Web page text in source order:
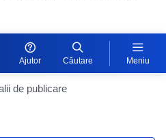
Ajutor Căutare Meniu
de publicare
Portlet